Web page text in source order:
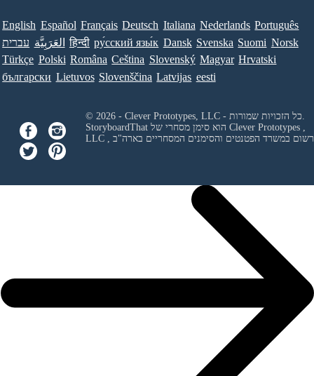
English Español Français Deutsch Italiana Nederlands Português
עברית العَرَبِيَّة हिन्दी ру́сский язы́к Dansk Svenska Suomi Norsk
Türkçe Polski Româna Ceština Slovenský Magyar Hrvatski
български Lietuvos Slovenščina Latvijas eesti
Clever Prototypes ,
LLC
ורשום במשרד הפטנטים והסימנים המסחריים בארה"ב